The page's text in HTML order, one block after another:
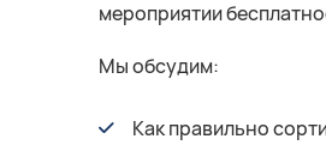
мероприятии
Мы обсудим:
Как правильно